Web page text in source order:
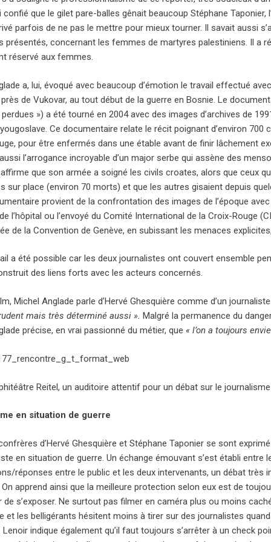
confié que le gilet pare-balles gênait beaucoup Stéphane Taponier,
parfois de ne pas le mettre pour mieux tourner. Il savait aussi
présentés, concernant les femmes de martyres palestiniens. Il a
réservé aux femmes.
a, lui, évoqué avec beaucoup d’émotion le travail effectué
près de Vukovar, au tout début de la guerre en Bosnie. Le
») a été tourné en 2004 avec des images d’archives de
Ce documentaire relate le récit poignant d’environ
pour être enfermés dans une étable avant de finir lâchement
l’arrogance incroyable d’un major serbe qui assène des
que son armée a soigné les civils croates, alors que ceux
sur place (environ 70 morts) et que les autres gisaient depuis
provient de la confrontation des images de l’époque
l’hôpital ou l’envoyé du Comité International de la Croix-Rouge
de la Convention de Genève, en subissant les menaces
a été possible car les deux journalistes ont couvert ensemble
des liens forts avec les acteurs concernés.
Michel Anglade parle d’Hervé Ghesquière comme d’un
mais très déterminé aussi ».Malgré la permanence du
précise, en vrai passionné du métier, que« l’on a toujours
Reitel, un auditoire attentif pour un débat sur le
en situation de guerre
d’Hervé Ghesquière et Stéphane Taponier se sont
en situation de guerre. Un échange émouvant s’est établi entre
réponses entre le public et les deux intervenants, un débat
On apprend ainsi que la meilleure protection selon eux est de
de s’exposer. Ne surtout pas filmer en caméra plus ou moins
et les belligérants hésitent moins à tirer sur des journalistes
Lenoir indique également qu’il faut toujours s’arrêter à un check